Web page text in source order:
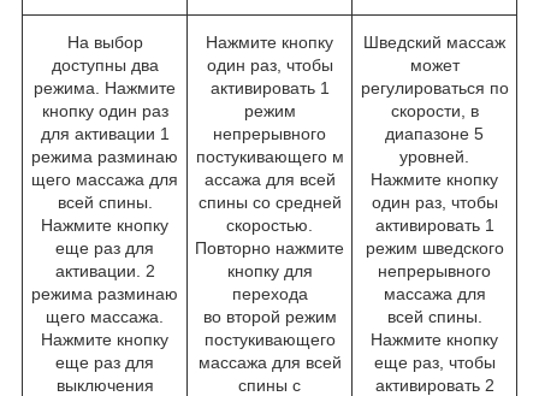
На выбор
доступны два
режима. Нажмите
кнопку один раз
для активации 1
режима разминаю
щего массажа для
всей спины.
Нажмите кнопку
еще раз для
активации. 2
режима разминаю
щего массажа.
Нажмите кнопку
еще раз для
выключения
Нажмите кнопку
один раз, чтобы
активировать 1
режим
непрерывного
постукивающего м
ассажа для всей
спины со средней
скоростью.
Повторно нажмите
кнопку для
перехода
во второй режим
постукивающего
массажа для всей
спины с
Шведский массаж
может
регулироваться по
скорости, в
диапазоне 5
уровней.
Нажмите кнопку
один раз, чтобы
активировать 1
режим шведского
непрерывного
массажа для
всей спины.
Нажмите кнопку
еще раз, чтобы
активировать 2